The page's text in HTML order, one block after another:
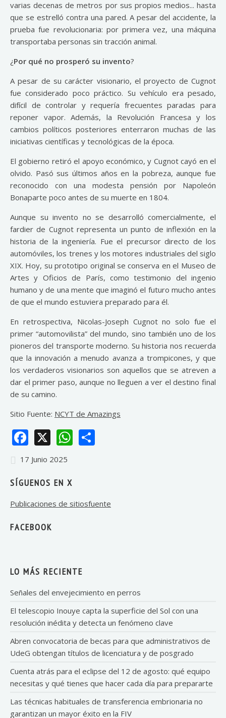
varias decenas de metros por sus propios medios... hasta
que se estrelló contra una pared. A pesar del accidente, la
prueba fue revolucionaria: por primera vez, una máquina
transportaba personas sin tracción animal.
¿Por qué no prosperó su invento?
A pesar de su carácter visionario, el proyecto de Cugnot
fue considerado poco práctico. Su vehículo era pesado,
difícil de controlar y requería frecuentes paradas para
reponer vapor. Además, la Revolución Francesa y los
cambios políticos posteriores enterraron muchas de las
iniciativas científicas y tecnológicas de la época.
El gobierno retiró el apoyo económico, y Cugnot cayó en el
olvido. Pasó sus últimos años en la pobreza, aunque fue
reconocido con una modesta pensión por Napoleón
Bonaparte poco antes de su muerte en 1804.
Aunque su invento no se desarrolló comercialmente, el
fardier de Cugnot representa un punto de inflexión en la
historia de la ingeniería. Fue el precursor directo de los
automóviles, los trenes y los motores industriales del siglo
XIX. Hoy, su prototipo original se conserva en el Museo de
Artes y Oficios de París, como testimonio del ingenio
humano y de una mente que imaginó el futuro mucho antes
de que el mundo estuviera preparado para él.
En retrospectiva, Nicolas-Joseph Cugnot no solo fue el
primer “automovilista” del mundo, sino también uno de los
pioneros del transporte moderno. Su historia nos recuerda
que la innovación a menudo avanza a trompicones, y que
los verdaderos visionarios son aquellos que se atreven a
dar el primer paso, aunque no lleguen a ver el destino final
de su camino.
Sitio Fuente: NCYT de Amazings
Facebook
X WhatsApp
17 Junio 2025
SÍGUENOS EN X
Publicaciones de sitiosfuente
FACEBOOK
LO MÁS RECIENTE
Señales del envejecimiento en perros
El telescopio Inouye capta la superficie del Sol con una
resolución inédita y detecta un fenómeno clave
Abren convocatoria de becas para que administrativos de
UdeG obtengan títulos de licenciatura y de posgrado
Cuenta atrás para el eclipse del 12 de agosto: qué equipo
necesitas y qué tienes que hacer cada día para prepararte
Las técnicas habituales de transferencia embrionaria no
garantizan un mayor éxito en la FIV